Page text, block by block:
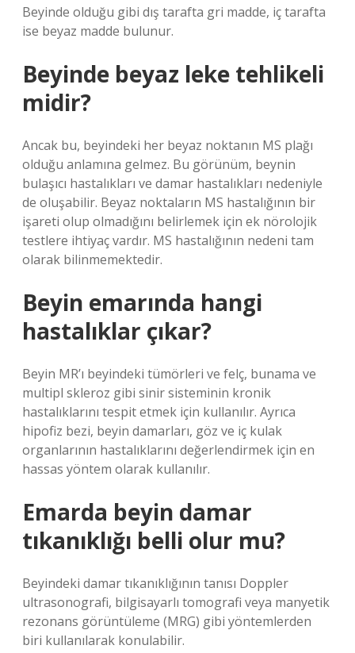
Beyinde olduğu gibi dış tarafta gri madde, iç tarafta
ise beyaz madde bulunur.
Beyinde beyaz leke tehlikeli
midir?
Ancak bu, beyindeki her beyaz noktanın MS plağı
olduğu anlamına gelmez. Bu görünüm, beynin
bulaşıcı hastalıkları ve damar hastalıkları nedeniyle
de oluşabilir. Beyaz noktaların MS hastalığının bir
işareti olup olmadığını belirlemek için ek nörolojik
testlere ihtiyaç vardır. MS hastalığının nedeni tam
olarak bilinmemektedir.
Beyin emarında hangi
hastalıklar çıkar?
Beyin MR’ı beyindeki tümörleri ve felç, bunama ve
multipl skleroz gibi sinir sisteminin kronik
hastalıklarını tespit etmek için kullanılır. Ayrıca
hipofiz bezi, beyin damarları, göz ve iç kulak
organlarının hastalıklarını değerlendirmek için en
hassas yöntem olarak kullanılır.
Emarda beyin damar
tıkanıklığı belli olur mu?
Beyindeki damar tıkanıklığının tanısı Doppler
ultrasonografi, bilgisayarlı tomografi veya manyetik
rezonans görüntüleme (MRG) gibi yöntemlerden
biri kullanılarak konulabilir.